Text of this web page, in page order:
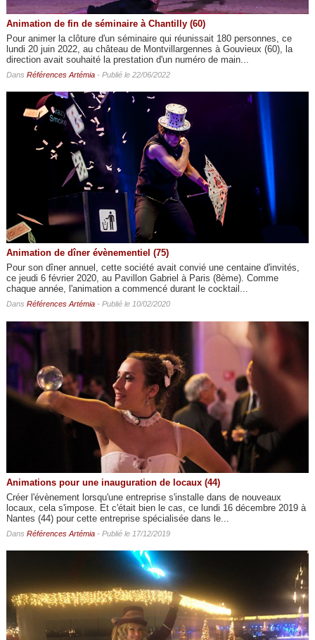
Animation de fin de séminaire à Chantilly (60)
Pour animer la clôture d'un séminaire qui réunissait 180 personnes, ce
lundi 20 juin 2022, au château de Montvillargennes à Gouvieux (60), la
direction avait souhaité la prestation d'un numéro de main...
Dans Références Artémia- Publié le 22/06/2022
Animation de dîner évènementiel (75)
Pour son dîner annuel, cette société avait convié une centaine d'invités,
ce jeudi 6 février 2020, au Pavillon Gabriel à Paris (8ème). Comme
chaque année, l'animation a commencé durant le cocktail...
Dans Références Artémia- Publié le 10/02/2020
Animations pour une inauguration de locaux (44)
Créer l'évènement lorsqu'une entreprise s'installe dans de nouveaux
locaux, cela s'impose. Et c'était bien le cas, ce lundi 16 décembre 2019 à
Nantes (44) pour cette entreprise spécialisée dans le...
Dans Références Artémia- Publié le 17/12/2019